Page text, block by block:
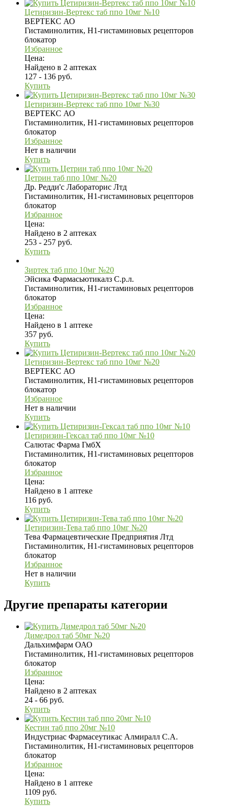
Цетиризин-Вертекс таб ппо 10мг №10
ВЕРТЕКС АО
Гистаминолитик, H1-гистаминовых рецепторов
блокатор
Избранное
Цена:
Найдено в 2 аптеках
127 - 136 руб.
Купить
Цетиризин-Вертекс таб ппо 10мг №30
ВЕРТЕКС АО
Гистаминолитик, H1-гистаминовых рецепторов
блокатор
Избранное
Нет в наличии
Купить
Цетрин таб ппо 10мг №20
Др. Редди'с Лабораторис Лтд
Гистаминолитик, H1-гистаминовых рецепторов
блокатор
Избранное
Цена:
Найдено в 2 аптеках
253 - 257 руб.
Купить
Зиртек таб ппо 10мг №20
Эйсика Фармасьютикалз С.р.л.
Гистаминолитик, H1-гистаминовых рецепторов
блокатор
Избранное
Цена:
Найдено в 1 аптеке
357 руб.
Купить
Цетиризин-Вертекс таб ппо 10мг №20
ВЕРТЕКС АО
Гистаминолитик, H1-гистаминовых рецепторов
блокатор
Избранное
Нет в наличии
Купить
Цетиризин-Гексал таб ппо 10мг №10
Салютас Фарма ГмбХ
Гистаминолитик, H1-гистаминовых рецепторов
блокатор
Избранное
Цена:
Найдено в 1 аптеке
116 руб.
Купить
Цетиризин-Тева таб ппо 10мг №20
Тева Фармацевтические Предприятия Лтд
Гистаминолитик, H1-гистаминовых рецепторов
блокатор
Избранное
Нет в наличии
Купить
Другие препараты категории
Димедрол таб 50мг №20
Дальхимфарм ОАО
Гистаминолитик, H1-гистаминовых рецепторов
блокатор
Избранное
Цена:
Найдено в 2 аптеках
24 - 66 руб.
Купить
Кестин таб ппо 20мг №10
Индустриас Фармасеутикас Алмиралл С.А.
Гистаминолитик, H1-гистаминовых рецепторов
блокатор
Избранное
Цена:
Найдено в 1 аптеке
1109 руб.
Купить